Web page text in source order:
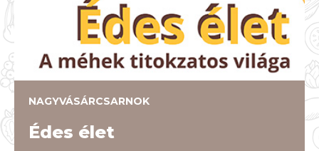
NAGYVÁSÁRCSARNOK
Édes élet